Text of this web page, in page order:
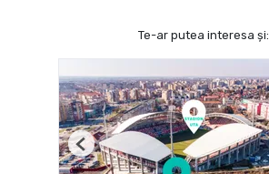
Te-ar putea interesa și:
Previous